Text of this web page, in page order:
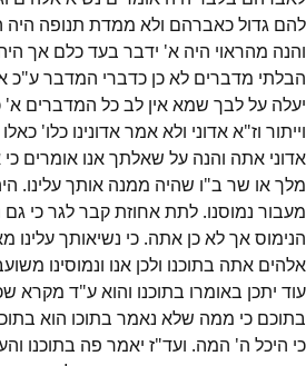
להם גדול כאברהם ולא ממדת תנופה
והנה מהראוי היה א' ידבר בעד כלם אך
הבלתי מדברים לא כן כדברי המדבר ע"כ
יעלה על לבך שמא אין לב כל המדברים
וייתור וז"א אדוני ולא אמר אדונינו כלו'
אדוני אתה והנה על שאלתך אנו אומרים כי
מלך או שר ב"ו שהיה ממנה אותך עלינו.
מעבור נמוסנו. לתת אחוזת קבר לגר כי
הנימוס אך לא כן אתה. כי נשיאותך עלינו
אלהים אתה בתוכנו ולכן אנו ונמוסינו
עוד יתכן באומרו בתוכנו והוא ע"ד מקרא
בתוכם כי ממה שלא נאמר בתוכו הוא
כי היכל ה' המה. ועד"ז יאמר פה בתוכנו